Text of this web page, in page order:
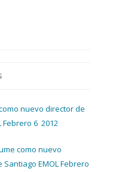
nuevo director de
Febrero 6 2012
como nuevo
EMOL Febrero